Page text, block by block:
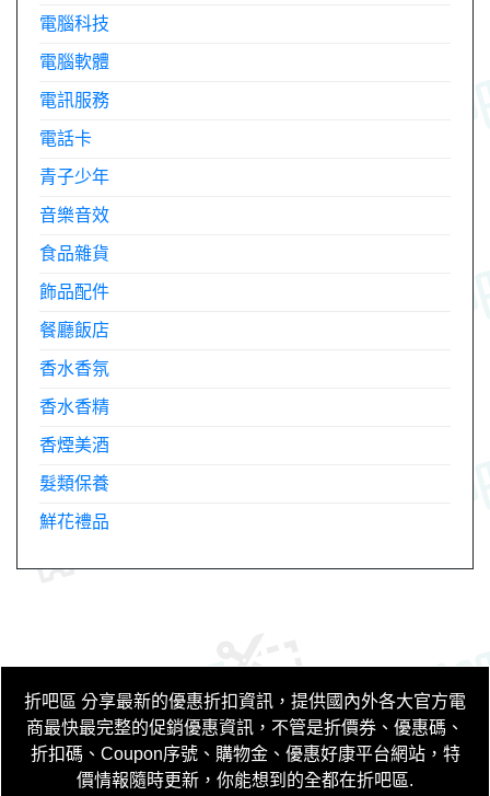
電腦科技
電腦軟體
電訊服務
電話卡
青子少年
音樂音效
食品雜貨
飾品配件
餐廳飯店
香水香氛
香水香精
香煙美酒
髮類保養
鮮花禮品
折吧區 分享最新的優惠折扣資訊，提供國內外各大官方電
商最快最完整的促銷優惠資訊，不管是折價券、優惠碼、
折扣碼、Coupon序號、購物金、優惠好康平台網站，特
價情報隨時更新，你能想到的全都在折吧區.